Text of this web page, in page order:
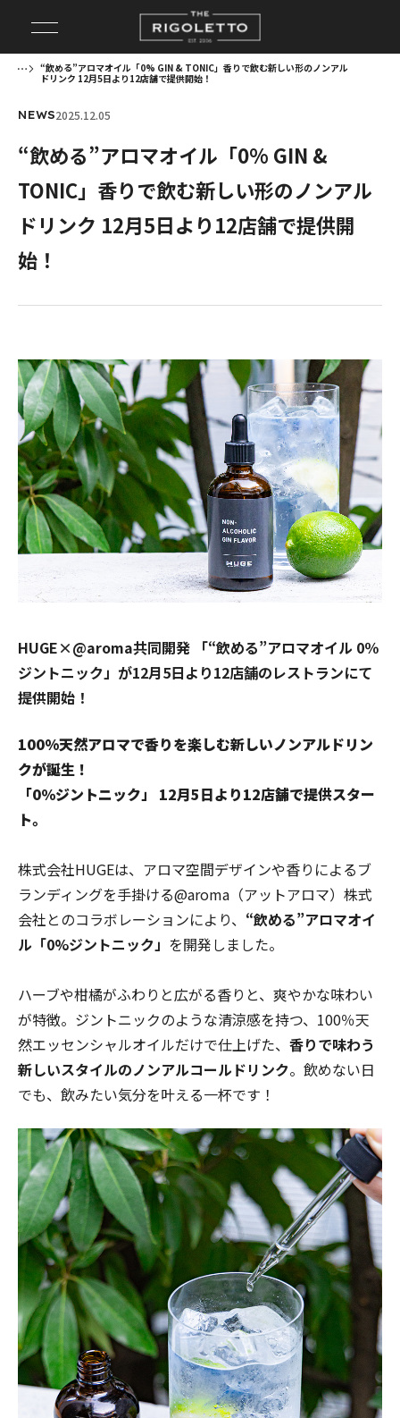
“飲める”アロマオイル「0% GIN & TONIC」香りで飲む新しい形のノンアル
ドリンク 12月5日より12店舗で提供開始！
NEWS2025.12.05
“飲める”アロマオイル「0% GIN &
TONIC」香りで飲む新しい形のノンアル
ドリンク 12月5日より12店舗で提供開
始！
HUGE×@aroma共同開発 「“飲める”アロマオイル 0％
ジントニック」が12月5日より12店舗のレストランにて
提供開始！
100%天然アロマで香りを楽しむ新しいノンアルドリン
クが誕生！
「0％ジントニック」 12月5日より12店舗で提供スター
ト。
株式会社HUGEは、アロマ空間デザインや香りによるブ
ランディングを手掛ける@aroma（アットアロマ）株式
会社とのコラボレーションにより、 “飲める”アロマオイ
ル「0%ジントニック」 を開発しました。
ハーブや柑橘がふわりと広がる香りと、爽やかな味わい
が特徴。ジントニックのような清涼感を持つ、100％天
然エッセンシャルオイルだけで仕上げた、 香りで味わう
新しいスタイルのノンアルコールドリンク。飲めない日
でも、飲みたい気分を叶える一杯です！